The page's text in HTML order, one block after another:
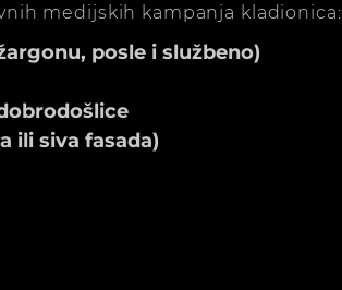
medijskih kampanja kladionica:
posle i službeno)
ili siva fasada)